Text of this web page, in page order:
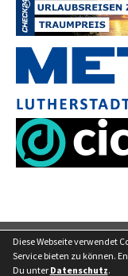
Diese Webseite verwendet
Service bieten zu können.
Du unter Datenschutz.